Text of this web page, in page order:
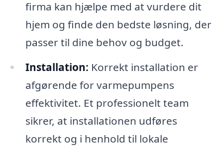
firma kan hjælpe med at vurdere dit
hjem og finde den bedste løsning, der
passer til dine behov og budget.
Installation: Korrekt installation er
afgørende for varmepumpens
effektivitet. Et professionelt team
sikrer, at installationen udføres
korrekt og i henhold til lokale